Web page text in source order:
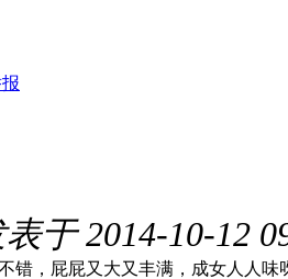
于 2014-10-12
错，屁屁又大又丰满，成女人人味